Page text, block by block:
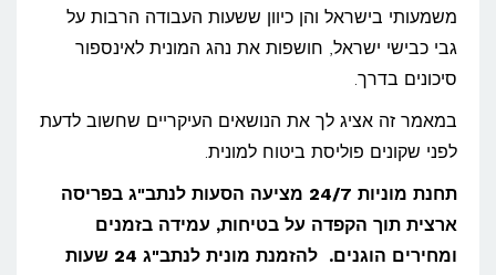
משמעותי בישראל והן כיוון ששעות העבודה הרבות על
גבי כבישי ישראל, חושפות את נהג המונית לאינספור
סיכונים בדרך.
במאמר זה אציג לך את הנושאים העיקריים שחשוב לדעת
לפני שקונים פוליסת ביטוח למונית.
תחנת מוניות 24/7 מציעה הסעות לנתב"ג בפריסה
ארצית תוך הקפדה על בטיחות, עמידה בזמנים
ומחירים הוגנים. להזמנת מונית לנתב"ג 24 שעות